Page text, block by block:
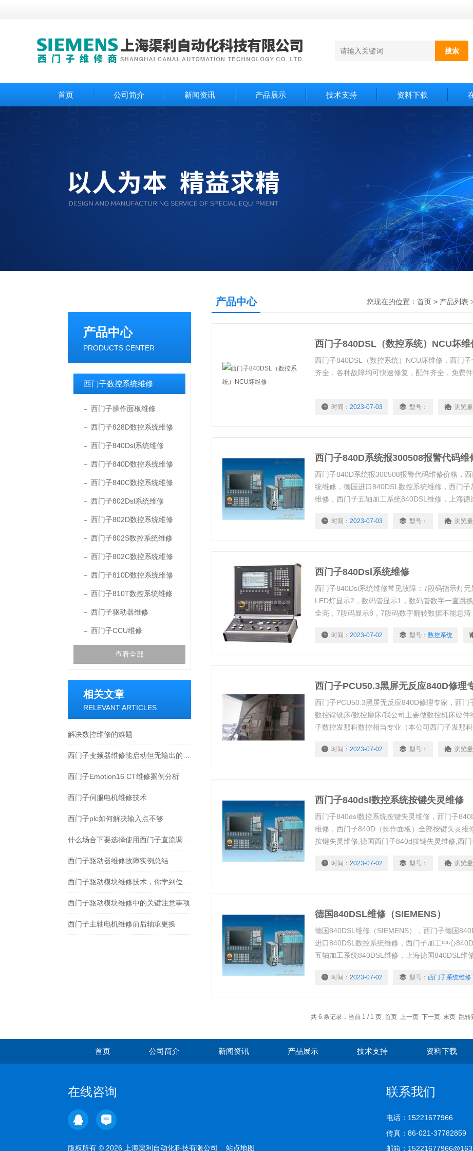
首页 公司简介 新闻资讯 产品展示 技术支持 资料下载
产品中心
PRODUCTS CENTER
西门子数控系统维修
西门子操作面板维修
西门子828D数控系统维修
西门子840Dsl系统维修
西门子840D数控系统维修
西门子840C数控系统维修
西门子802Dsl系统维修
西门子802D数控系统维修
西门子802S数控系统维修
西门子802C数控系统维修
西门子810D数控系统维修
西门子810T数控系统维修
西门子驱动器维修
西门子CCU维修
查看全部
相关文章
RELEVANT ARTICLES
解决数控维修的难题
西门子Emotion16 CT维修案例分析
西门子伺服电机维修技术
西门子plc如何解决输入点不够
西门子驱动器维修故障实例总结
西门子驱动模块维修中的关键注意事项
西门子主轴电机维修前后轴承更换
产品中心 您现在的位置： 首页 > 产品列表
西门子840DSL（数控系统）NCU坏维
西门子840DSL（数控系统）NCU坏维修，西门
齐全，各种故障均可快速修复，配件齐全，免费件
时间： 2023-07-03 型号： 浏览量
西门子840D系统报300508报警代码维
西门子840D系统报300508报警代码维修价格，
统维修，德国进口840DSL数控系统维修，西门
维修，西门子五轴加工系统840DSL维修，上海德
效的维修速度质量，是让客户选择我们的优质条
时间： 2023-07-03 型号： 浏览量
西门子840Dsl系统维修
西门子840Dsl系统维修常见故障：7段码指示灯无
LED灯显示2，数码管显示1，数码管数字一直跳
全亮，7段码显示8，7段码数字翻转数据不能总
障，数据不能保持，接口故障，与PLC链接不上
时间： 2023-07-02 型号： 数控系统
西门子PCU50.3黑屏无反应840D修理
西门子PCU50.3黑屏无反应840D修理专家，西门
数控镗铣床/数控磨床/我公司主要做数控机床硬件
子数控发那科数控相当专业（本公司西门子发那
时间： 2023-07-02 型号： 浏览量
西门子840dsl数控系统按键失灵维修
西门子840dsl数控系统按键失灵维修，西门子
维修，西门子840D（操作面板）全部按键失灵维
按键失灵维修,德国西门子840d按键失灵维修,西
面板全部按键失灵维修_840D进不了程序维修，
时间： 2023-07-02 型号： 浏览量
德国840DSL维修（SIEMENS）
德国840DSL维修（SIEMENS），西门子德国
进口840DSL数控系统维修，西门子加工中心
五轴加工系统840DSL维修，上海德国840DSL维
质量，是让客户选择我们的优质条件。
时间： 2023-07-02 型号： 西门子系统维修
共 6 条记录，当前 1 / 1 页 首页 上一页 下一页 末页 跳转
首页 公司简介 新闻资讯 产品展示 技术支持 资料下载
在线咨询
版权所有 © 2026 上海渠利自动化科技有限公司 站点地图
联系我们
电话：15221677966
传真：86-021-37782859
邮箱：